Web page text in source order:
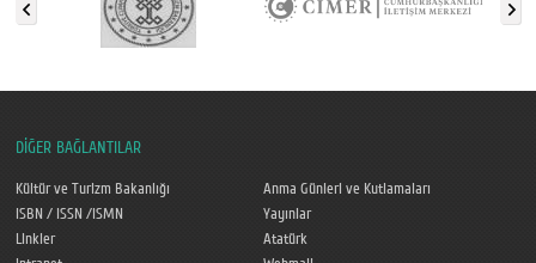
DİĞER BAĞLANTILAR
Kültür ve Turizm Bakanlığı
Anma Günleri ve Kutlamaları
ISBN / ISSN /ISMN
Yayınlar
Linkler
Atatürk